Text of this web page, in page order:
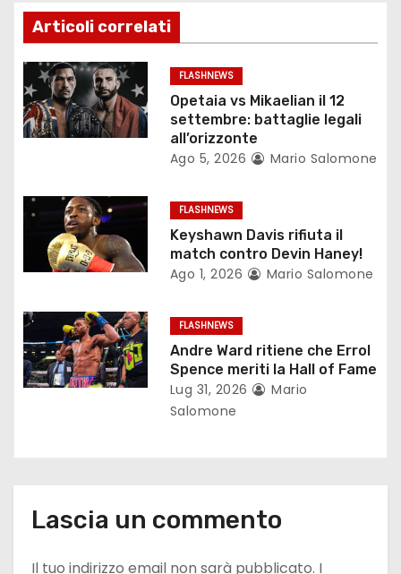
o
n
e
a
t
o
l
Articoli correlati
FLASHNEWS
Opetaia vs Mikaelian il 12
settembre: battaglie legali
all’orizzonte
Ago 5, 2026 Mario Salomone
FLASHNEWS
Keyshawn Davis rifiuta il
match contro Devin Haney!
Ago 1, 2026 Mario Salomone
FLASHNEWS
Andre Ward ritiene che Errol
Spence meriti la Hall of Fame
Lug 31, 2026
Mario
Salomone
Lascia un commento
Il tuo indirizzo email non sarà pubblicato. I